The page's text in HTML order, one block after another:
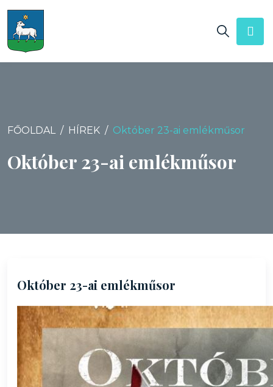
FŐOLDAL HÍREK Október 23-ai emlékműsor
Október 23-ai emlékműsor
Október 23-ai emlékműsor